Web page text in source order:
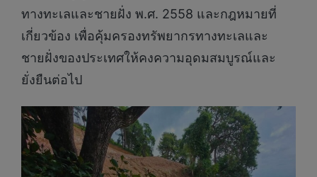
ทางทะเลและชายฝั่ง พ.ศ. 2558 และกฎหมายที่
เกี่ยวข้อง เพื่อคุ้มครองทรัพยากรทางทะเลและ
ชายฝั่งของประเทศให้คงความอุดมสมบูรณ์และ
ยั่งยืนต่อไป